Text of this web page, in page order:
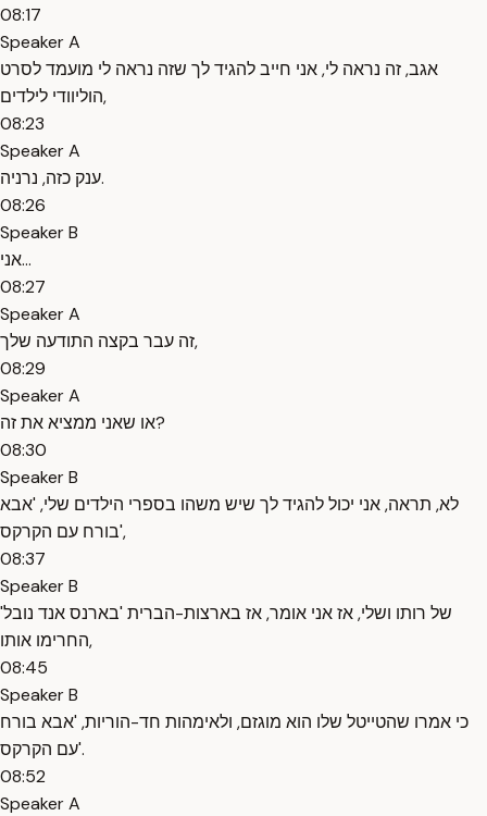
08:17
Speaker A
אגב, זה נראה לי, אני חייב להגיד לך שזה נראה לי מועמד לסרט
הוליוודי לילדים,
08:23
Speaker A
ענק כזה, נרניה.
08:26
Speaker B
אני...
08:27
Speaker A
זה עבר בקצה התודעה שלך,
08:29
Speaker A
או שאני ממציא את זה?
08:30
Speaker B
לא, תראה, אני יכול להגיד לך שיש משהו בספרי הילדים שלי, 'אבא
בורח עם הקרקס',
08:37
Speaker B
של רותו ושלי, אז אני אומר, אז בארצות-הברית 'בארנס אנד נובל'
החרימו אותו,
08:45
Speaker B
כי אמרו שהטייטל שלו הוא מוגזם, ולאימהות חד-הוריות, 'אבא בורח
עם הקרקס'.
08:52
Speaker A